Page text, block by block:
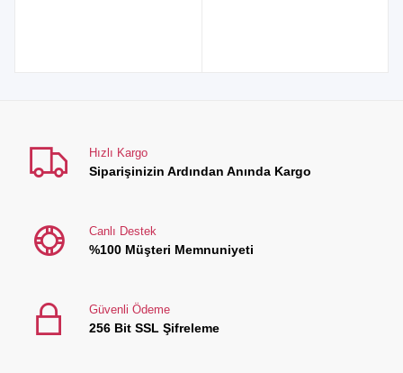
Hızlı Kargo
Siparişinizin Ardından Anında Kargo
Canlı Destek
%100 Müşteri Memnuniyeti
Güvenli Ödeme
256 Bit SSL Şifreleme